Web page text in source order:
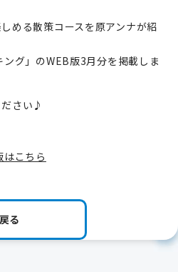
める散策コースを原アンナが紹
ング」のWEB版3月分を掲載しま
さい♪
はこちら
る